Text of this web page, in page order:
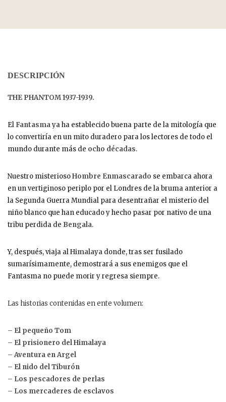
DESCRIPCIÓN
THE PHANTOM 1937-1939.
El Fantasmaya ha establecido buena parte de la mitología que
lo convertiría en un mito duradero para los lectores de todo el
mundo durante más de ocho décadas.
Nuestro misteriosoHombre Enmascarado se embarca ahora
en un vertiginoso periplo por el Londres de la bruma anterior a
la Segunda Guerra Mundial para desentrañar el misterio del
niño blanco que han educado y hecho pasar por nativo de una
tribu perdida de Bengala.
Y, después, viaja alHimalaya donde, tras ser fusilado
sumarísimamente, demostrará a sus enemigos que el
Fantasma no puede morir y regresa siempre.
Las historias contenidas en ente volumen:
– El pequeño Tom
– El prisionero del Himalaya
– Aventura en Argel
– El nido del Tiburón
– Los pescadores de perlas
– Los mercaderes de esclavos